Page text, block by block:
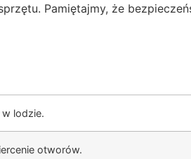
Pamiętajmy, że
lodzie.
otworów.